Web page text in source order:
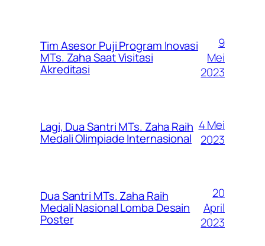
Tim Asesor Puji Program Inovasi
MTs. Zaha Saat Visitasi
Akreditasi
9
Mei
2023
Lagi, Dua Santri MTs. Zaha Raih
Medali Olimpiade Internasional
4 Mei
2023
Dua Santri MTs. Zaha Raih
Medali Nasional Lomba Desain
Poster
20
April
2023